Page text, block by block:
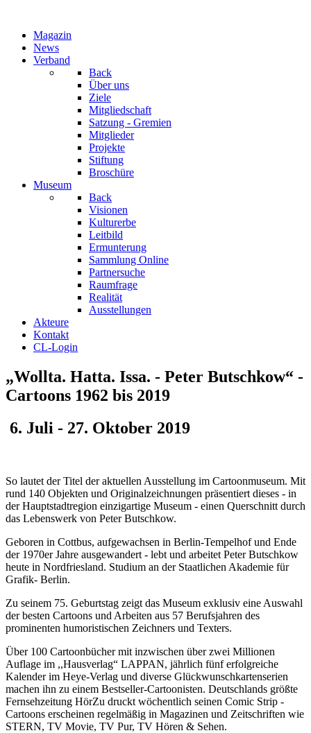
Magazin
News
Verband
Back
Über uns
Ziele
Mitgliedschaft
Satzung - Gremien
Mitglieder
Projekte
Stiftung
Broschüre
Museum
Back
Visionen
Kulturerbe
Leitbild
Ermunterung
Sammlung Online
Partnersuche
Raumfrage
Realität
Ausstellungen
Akteure
Kontakt
CL-Login
„Wollta. Hatta. Issa. - Peter Butschkow“ -
Cartoons 1962 bis 2019
6. Juli - 27. Oktober 2019
So lautet der Titel der aktuellen Ausstellung im Cartoonmuseum. Mit
rund 140 Objekten und Originalzeichnungen präsentiert dieses - in
der Hauptstadtregion einzigartige Museum - einen Querschnitt durch
das Lebenswerk von Peter Butschkow.
Geboren in Cottbus, aufgewachsen in Berlin-Tempelhof und Ende
der 1970er Jahre ausgewandert - lebt und arbeitet Peter Butschkow
heute in Nordfriesland. Studium an der Staatlichen Akademie für
Grafik- Berlin.
Zu seinem 75. Geburtstag zeigt das Museum exklusiv eine Auswahl
der besten Cartoons und Arbeiten aus 57 Berufsjahren des
prominenten humoristischen Zeichners und Texters.
Über 100 Cartoonbücher mit inzwischen über zwei Millionen
Auflage im ,,Hausverlag“ LAPPAN, jährlich fünf erfolgreiche
Kalender im Heye-Verlag und diverse Glückwunschkartenserien
machen ihn zu einem Bestseller-Cartoonisten. Deutschlands größte
Fernsehzeitung HörZu druckt wöchentlich seinen Comic Strip -
Cartoons erscheinen regelmäßig in Magazinen und Zeitschriften wie
STERN, TV Movie, TV Pur, TV Hören & Sehen.